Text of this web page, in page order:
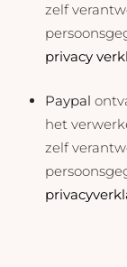
zelf
privacy
Paypal
het
zelf